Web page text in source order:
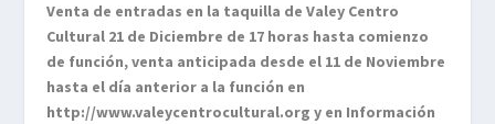
Venta de entradas en la taquilla de Valey Centro
Cultural 21 de Diciembre de 17 horas hasta comienzo
de función, venta anticipada desde el 11 de Noviembre
hasta el día anterior a la función en
http://www.valeycentrocultural.org y en Información